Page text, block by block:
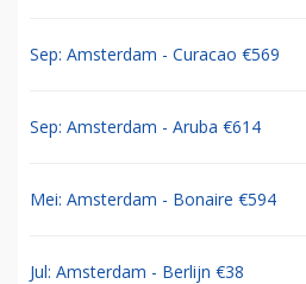
Sep: Amsterdam - Curacao €569
Sep: Amsterdam - Aruba €614
Mei: Amsterdam - Bonaire €594
Jul: Amsterdam - Berlijn €38